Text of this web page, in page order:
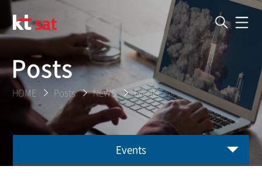
Posts
HOME Posts NEWS Events
Events